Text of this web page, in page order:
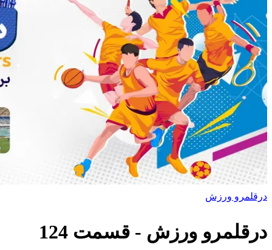
درقلمرو ورزش
درقلمرو ورزش - قسمت 124